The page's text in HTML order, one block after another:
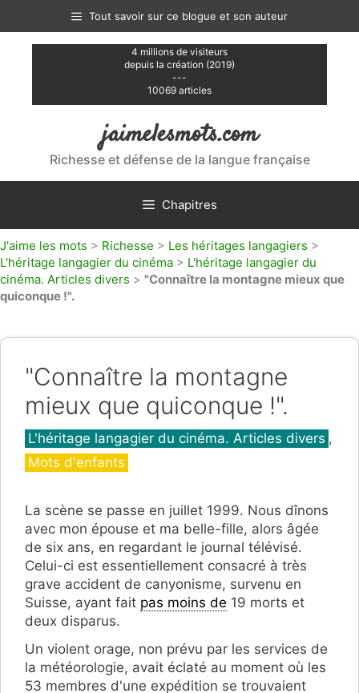
contenu
Tout savoir sur ce blogue et son auteur
4 millions de visiteurs
depuis la création (2019)
---
10069 articles
jaimelesmots.com
Richesse et défense de la langue française
Chapitres
J'aime les mots > Richesse > Les héritages langagiers >
L'héritage langagier du cinéma > L'héritage langagier du
cinéma. Articles divers > "Connaître la montagne mieux que
quiconque !".
"Connaître la montagne
mieux que quiconque !".
Catégories
L'héritage langagier du cinéma. Articles divers ,
Mots d'enfants
La scène se passe en juillet 1999. Nous dînons
avec mon épouse et ma belle-fille, alors âgée
de six ans, en regardant le journal télévisé.
Celui-ci est essentiellement consacré à très
grave accident de canyonisme, survenu en
Suisse, ayant fait pas moins de 19 morts et
deux disparus.
Un violent orage, non prévu par les services de
la météorologie, avait éclaté au moment où les
53 membres d'une expédition se trouvaient